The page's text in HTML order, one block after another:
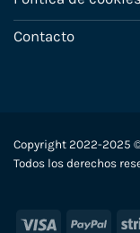
Contacto
Copyright 2022-2025
Todos los derechos
Visa